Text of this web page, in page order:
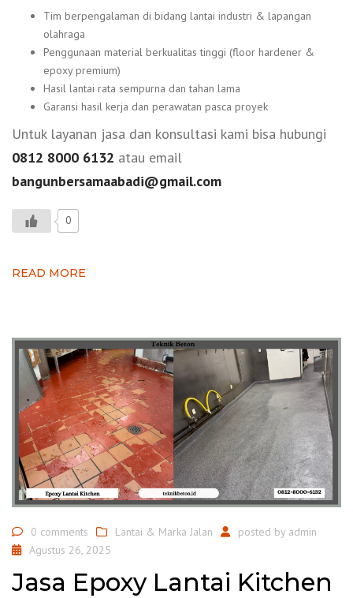
Tim berpengalaman di bidang lantai industri & lapangan
olahraga
Penggunaan material berkualitas tinggi (floor hardener &
epoxy premium)
Hasil lantai rata sempurna dan tahan lama
Garansi hasil kerja dan perawatan pasca proyek
Untuk layanan jasa dan konsultasi kami bisa hubungi
0812 8000 6132 atau email
bangunbersamaabadi@gmail.com
0
READ MORE
0 comments Lantai & Marka Jalan posted by admin
Agustus 26, 2025
Jasa Epoxy Lantai Kitchen